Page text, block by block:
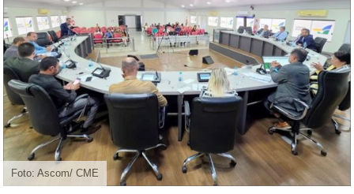
Foto: Ascom/ CME